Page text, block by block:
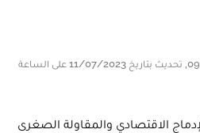
في 11/07/2023 على الساعة 09:00, تحديث بتاريخ 11/07/2023 على الساعة
الاقتصادي والمقاولة الصغرى